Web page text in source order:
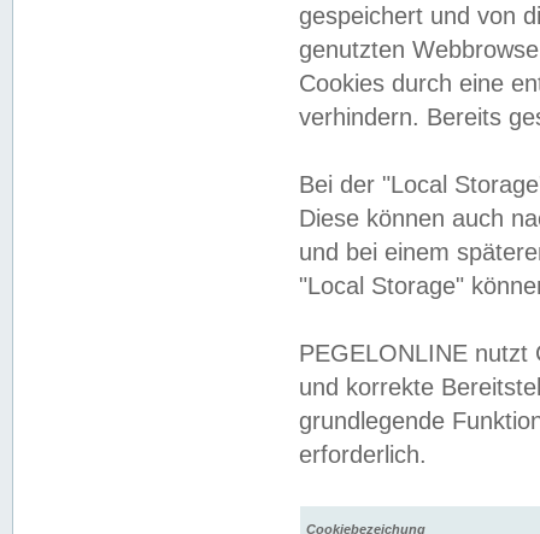
gespeichert und von
genutzten
Cookies durch eine
verhindern. Bereits
Bei der "Local
Diese können auch
und bei einem
"Local Storage"
PEGELONLINE nutzt
und korrekte
grundlegende
erforderlich.
Cookiebezeichung